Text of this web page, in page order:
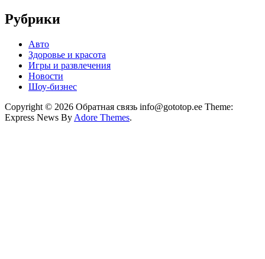
Рубрики
Авто
Здоровье и красота
Игры и развлечения
Новости
Шоу-бизнес
Copyright © 2026 Обратная связь info@gototop.ee Theme:
Express News By Adore Themes.